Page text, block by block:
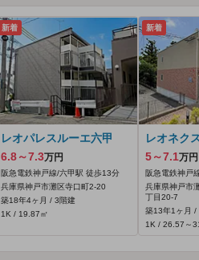
新着
レオパレスルーエ六甲
6.8～7.3万円
阪急電鉄神戸線/六甲駅 徒歩13分
兵庫県神戸市灘区寺口町2-20
築18年4ヶ月 / 3階建
1K / 19.87㎡
新着
レオネク
5～7.1万円
阪急電鉄神戸
兵庫県神戸市
丁目20-7
築13年1ヶ月 /
1K / 26.57～